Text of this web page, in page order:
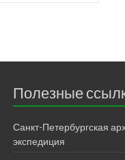
Полезные
Санкт-Петербургская
экспедиция